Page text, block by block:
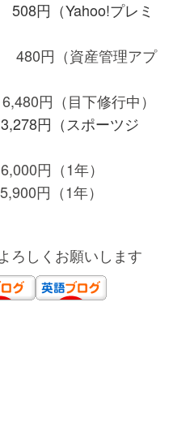
円（Yahoo!プレミ
円（資産管理アプ
（目下修行中）
（スポーツジ
（1年）
円（1年）
ろしくお願いします